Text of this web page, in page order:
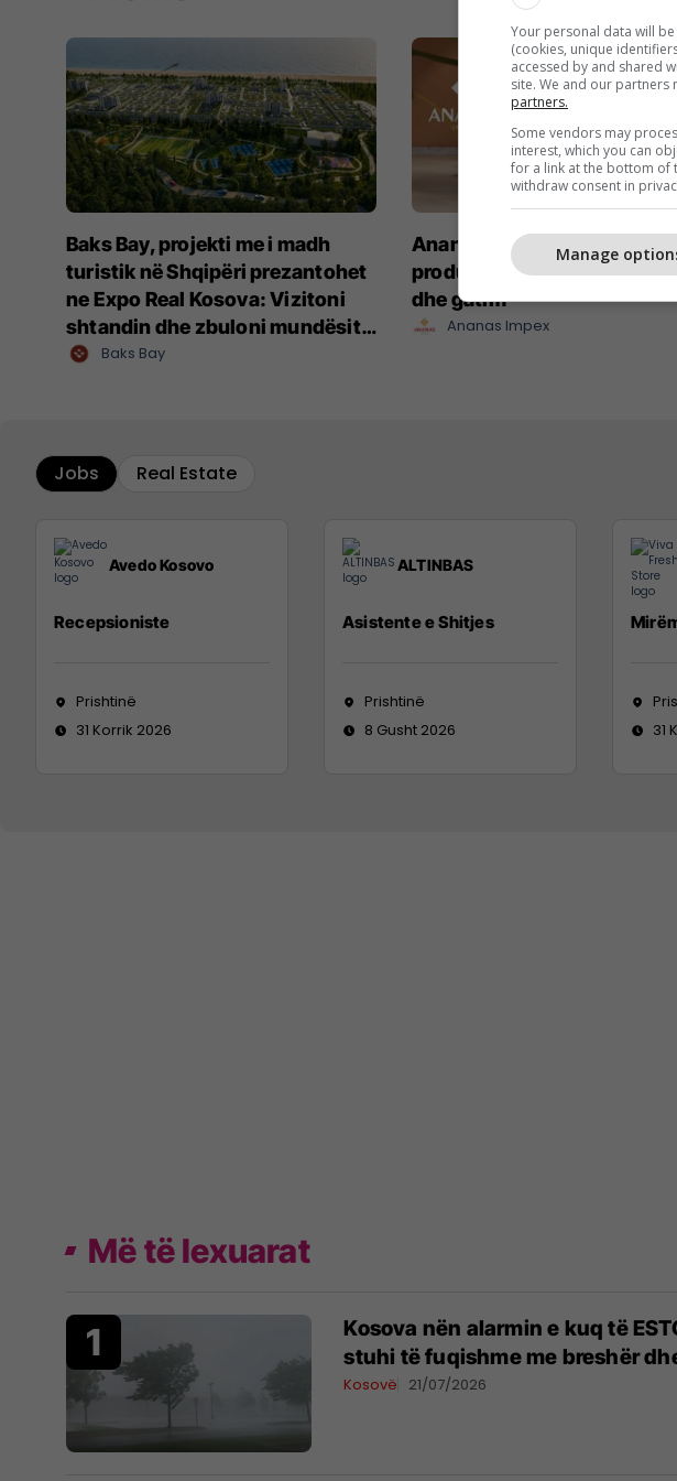
Baks Bay, projekti me i madh
turistik në Shqipëri prezantohet
ne Expo Real Kosova: Vizitoni
shtandin dhe zbuloni mundësitë
e investimit
Baks Bay
Ananas Impex sjell në treg
produkte të reja për çdo
dhe gatim
Ananas Impex
Jobs Real Estate
Avedo Kosovo
Recepsioniste
Prishtinë
31 Korrik 2026
ALTINBAS
Asistente e Shitjes
Prishtinë
8 Gusht 2026
31
Më të lexuarat
Kosova nën alarmin e kuq të
stuhi të fuqishme me breshër
Kosovë 21/07/2026
Your personal data will
(cookies, unique
accessed by and shared
site. We and our partners
partners.
Some vendors may
interest, which you can
for a link at the bottom of
withdraw consent in
Manage